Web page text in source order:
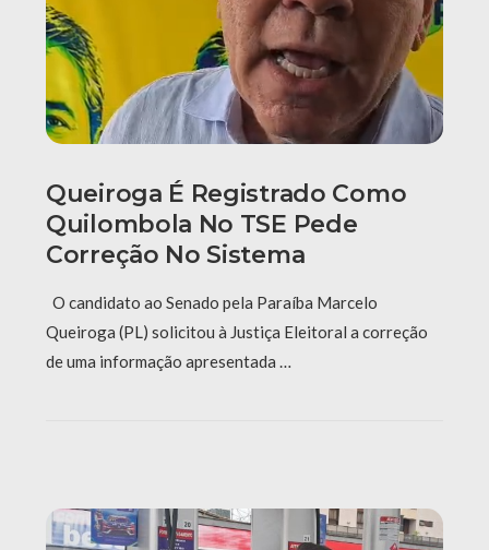
Queiroga É Registrado Como
Quilombola No TSE Pede
Correção No Sistema
O candidato ao Senado pela Paraíba Marcelo
Queiroga (PL) solicitou à Justiça Eleitoral a correção
de uma informação apresentada …